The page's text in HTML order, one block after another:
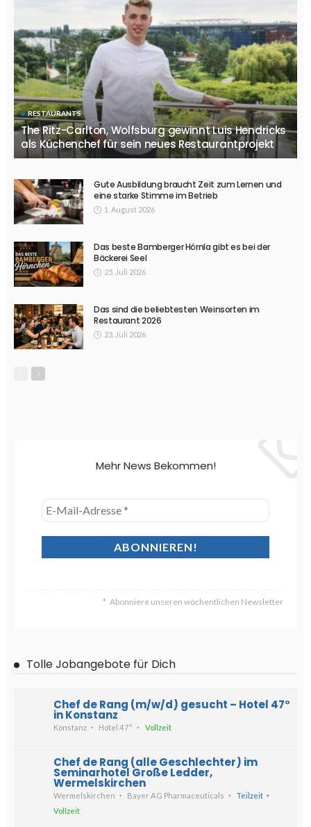
RESTAURANTS
The Ritz-Carlton, Wolfsburg gewinnt Luis Hendricks
als Küchenchef für sein neues Restaurantprojekt
Gute Ausbildung braucht Zeit zum Lernen und
eine starke Stimme im Betrieb
1. August 2026
Das beste Bamberger Hörnla gibt es bei der
Bäckerei Seel
25. Juli 2026
Das sind die beliebtesten Weinsorten im
Restaurant 2026
23. Juli 2026
Mehr News Bekommen!
Abonniere unseren wöchentlichen Newsletter
Tolle Jobangebote für Dich
Chef de Rang (m/w/d) gesucht – Hotel 47°
in Konstanz
Konstanz Hotel 47° Vollzeit
Chef de Rang (alle Geschlechter) im
Seminarhotel Große Ledder,
Wermelskirchen
Wermelskirchen Bayer AG Pharmaceuticals
Teilzeit
Vollzeit